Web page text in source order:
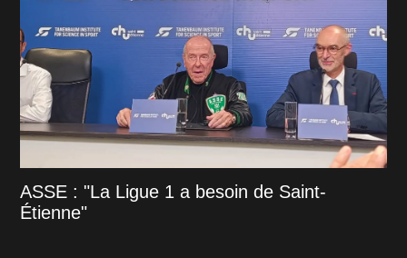
ASSE : "La Ligue 1 a besoin de Saint-
Étienne"